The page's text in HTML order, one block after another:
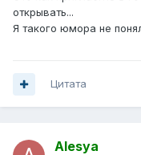
открывать...
Я такого юмора не
Цитата
Alesya